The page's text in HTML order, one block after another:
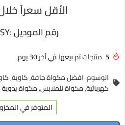
الأقل سعراً خلال 30
رقم الموديل :
5 منتجات تم بيعها في آخر 30 يوم
الوسوم:افضل مكواة جافة,كاوية,
كهربائية,مكواة للملابس,مكواة يدوية
المتوفر في المخزون 1